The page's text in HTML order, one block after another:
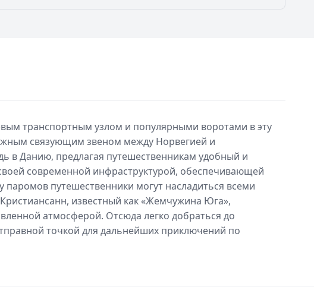
транспортным узлом и популярными воротами в эту
связующим звеном между Норвегией и
в Данию, предлагая путешественникам удобный и
современной инфраструктурой, обеспечивающей
путешественники могут насладиться всеми
известный как «Жемчужина Юга»,
атмосферой. Отсюда легко добраться до
точкой для дальнейших приключений по